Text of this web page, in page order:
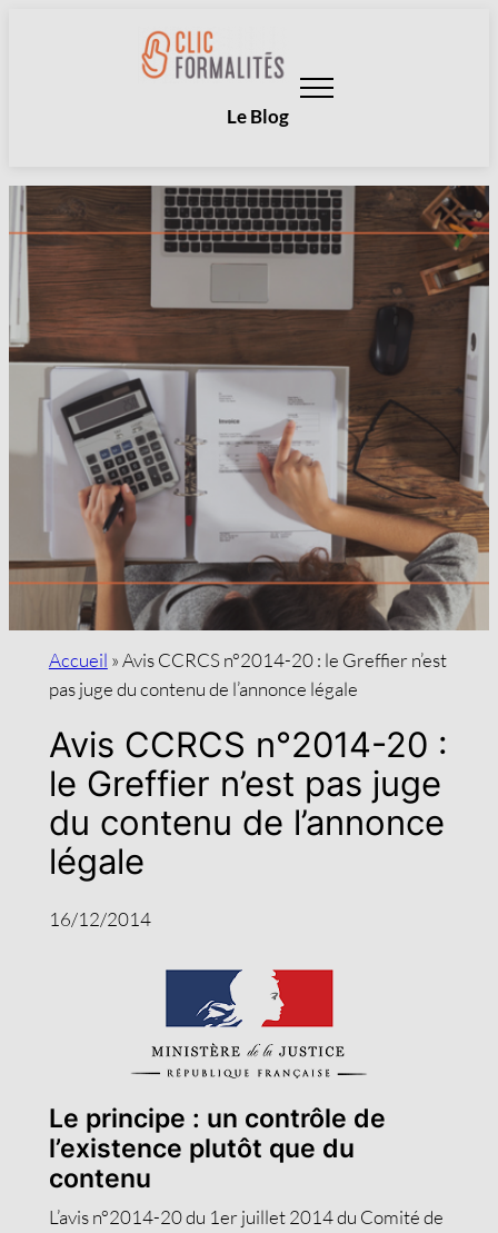
Le Blog
Accueil »Avis CCRCS n°2014-20 : le Greffier n’est
pas juge du contenu de l’annonce légale
Avis CCRCS n°2014-20 :
le Greffier n’est pas juge
du contenu de l’annonce
légale
16/12/2014
Le principe : un contrôle de
l’existence plutôt que du
contenu
L’avis n°2014-20 du 1er juillet 2014 du Comité de